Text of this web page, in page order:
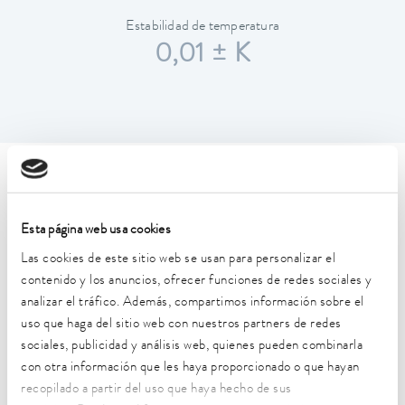
Esta página web usa cookies
Las cookies de este sitio web se usan para personalizar el
contenido y los anuncios, ofrecer funciones de redes sociales y
analizar el tráfico. Además, compartimos información sobre el
uso que haga del sitio web con nuestros partners de redes
sociales, publicidad y análisis web, quienes pueden combinarla
con otra información que les haya proporcionado o que hayan
recopilado a partir del uso que haya hecho de sus
Estabilidad de temperatura
0,01 ± K
Características técnicas (según
DIN 12876)
Rango de temperatura de trabajo
30 ... 250 °C
Rango de temperatura de trabajo con refrigeración por
20 ... 250 °C